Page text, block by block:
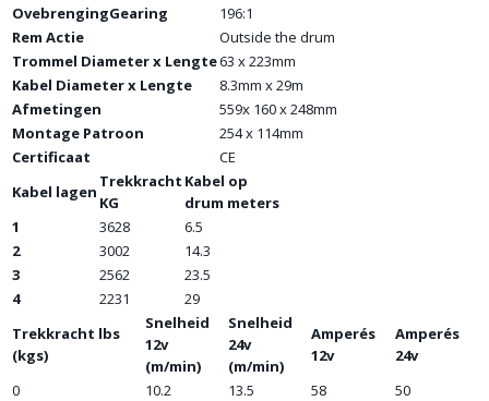
OvebrengingGearing
196:1
Rem Actie
Outside the drum
Trommel Diameter x Lengte63 x 223mm
Kabel Diameter x Lengte
8.3mm x 29m
Afmetingen
559x 160 x 248mm
Montage Patroon
254 x 114mm
Certificaat
CE
Kabel lagen
Trekkracht
KG
Kabel op
drum meters
1
3628
6.5
2
3002
14.3
3
2562
23.5
4
2231
29
Trekkracht lbs
(kgs)
Snelheid
12v
(m/min)
Snelheid
24v
(m/min)
Amperés
12v
Amperés
24v
0
10.2 13.5 58
50